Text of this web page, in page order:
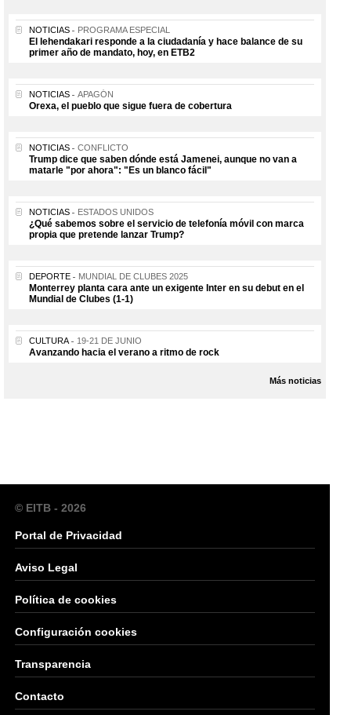
NOTICIAS PROGRAMA ESPECIAL
El lehendakari responde a la ciudadanía y hace balance de su
primer año de mandato, hoy, en ETB2
NOTICIAS APAGÓN
Orexa, el pueblo que sigue fuera de cobertura
NOTICIAS CONFLICTO
Trump dice que saben dónde está Jamenei, aunque no van a
matarle "por ahora": "Es un blanco fácil"
NOTICIAS ESTADOS UNIDOS
¿Qué sabemos sobre el servicio de telefonía móvil con marca
propia que pretende lanzar Trump?
DEPORTE MUNDIAL DE CLUBES 2025
Monterrey planta cara ante un exigente Inter en su debut en el
Mundial de Clubes (1-1)
CULTURA 19-21 DE JUNIO
Avanzando hacia el verano a ritmo de rock
Más noticias
© EITB - 2026
Portal de Privacidad
Aviso Legal
Política de cookies
Configuración cookies
Transparencia
Contacto